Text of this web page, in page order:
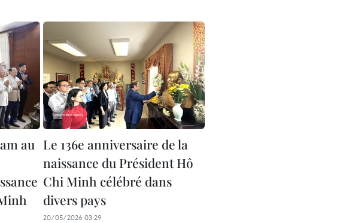
au Le 136e anniversaire de la
naissance du Président Hô
Chi Minh célébré dans
divers pays
20/05/2026 03:29